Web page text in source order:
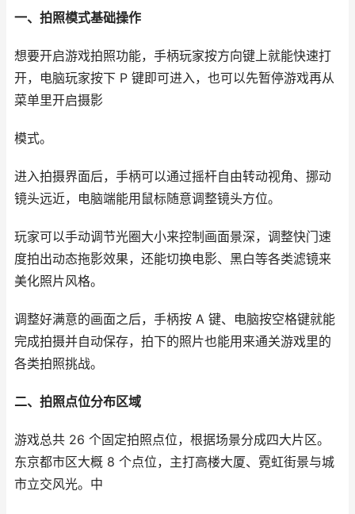
一、拍照模式基础操作
想要开启游戏拍照功能，手柄玩家按方向键上就能快速打
开，电脑玩家按下 P 键即可进入，也可以先暂停游戏再从
菜单里开启摄影
模式。
进入拍摄界面后，手柄可以通过摇杆自由转动视角、挪动
镜头远近，电脑端能用鼠标随意调整镜头方位。
玩家可以手动调节光圈大小来控制画面景深，调整快门速
度拍出动态拖影效果，还能切换电影、黑白等各类滤镜来
美化照片风格。
调整好满意的画面之后，手柄按 A 键、电脑按空格键就能
完成拍摄并自动保存，拍下的照片也能用来通关游戏里的
各类拍照挑战。
二、拍照点位分布区域
游戏总共 26 个固定拍照点位，根据场景分成四大片区。
东京都市区大概 8 个点位，主打高楼大厦、霓虹街景与城
市立交风光。中